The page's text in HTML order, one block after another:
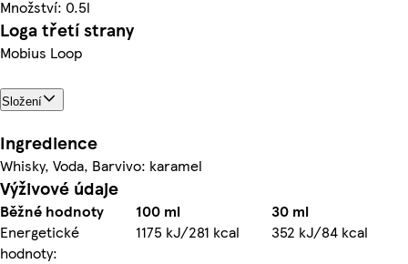
Množství: 0.5l
Loga třetí strany
Mobius Loop
Složení
Ingredience
Whisky, Voda, Barvivo: karamel
Výživové údaje
Běžné hodnoty 100 ml
30 ml
Energetické
hodnoty:
1175 kJ/281 kcal 352 kJ/84 kcal